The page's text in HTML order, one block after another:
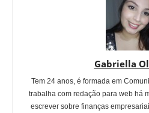
Gabriella
Tem 24 anos, é formada em
trabalha com redação para web há
escrever sobre finanças